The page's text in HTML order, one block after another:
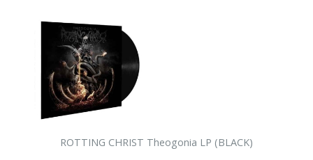
ROTTING CHRIST Theogonia LP (BLACK)